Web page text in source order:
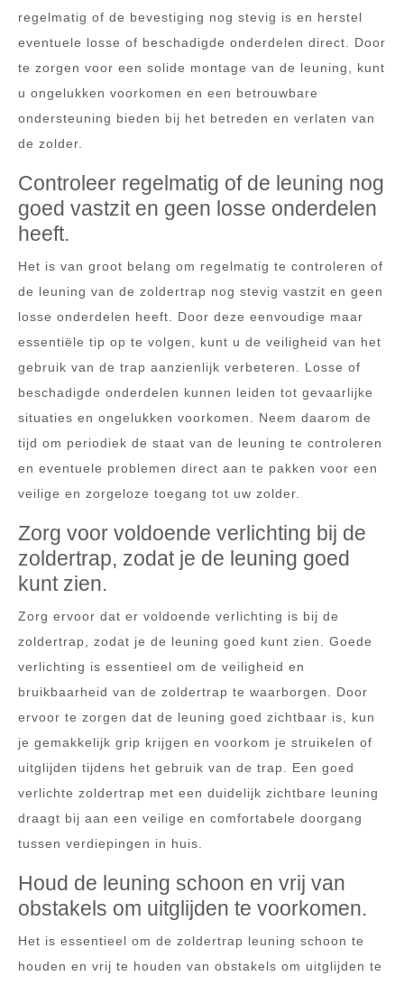
regelmatig of de bevestiging nog stevig is en herstel
eventuele losse of beschadigde onderdelen direct. Door
te zorgen voor een solide montage van de leuning, kunt
u ongelukken voorkomen en een betrouwbare
ondersteuning bieden bij het betreden en verlaten van
de zolder.
Controleer regelmatig of de leuning nog
goed vastzit en geen losse onderdelen
heeft.
Het is van groot belang om regelmatig te controleren of
de leuning van de zoldertrap nog stevig vastzit en geen
losse onderdelen heeft. Door deze eenvoudige maar
essentiële tip op te volgen, kunt u de veiligheid van het
gebruik van de trap aanzienlijk verbeteren. Losse of
beschadigde onderdelen kunnen leiden tot gevaarlijke
situaties en ongelukken voorkomen. Neem daarom de
tijd om periodiek de staat van de leuning te controleren
en eventuele problemen direct aan te pakken voor een
veilige en zorgeloze toegang tot uw zolder.
Zorg voor voldoende verlichting bij de
zoldertrap, zodat je de leuning goed
kunt zien.
Zorg ervoor dat er voldoende verlichting is bij de
zoldertrap, zodat je de leuning goed kunt zien. Goede
verlichting is essentieel om de veiligheid en
bruikbaarheid van de zoldertrap te waarborgen. Door
ervoor te zorgen dat de leuning goed zichtbaar is, kun
je gemakkelijk grip krijgen en voorkom je struikelen of
uitglijden tijdens het gebruik van de trap. Een goed
verlichte zoldertrap met een duidelijk zichtbare leuning
draagt bij aan een veilige en comfortabele doorgang
tussen verdiepingen in huis.
Houd de leuning schoon en vrij van
obstakels om uitglijden te voorkomen.
Het is essentieel om de zoldertrap leuning schoon te
houden en vrij te houden van obstakels om uitglijden te